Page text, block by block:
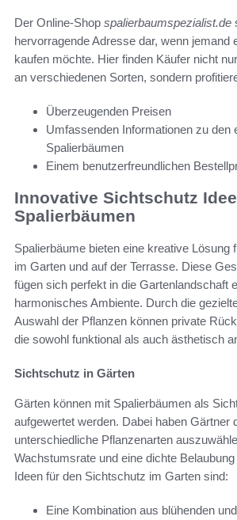
Der Online-Shop spalierbaumspezialist.de
hervorragende Adresse dar, wenn jemand
kaufen möchte. Hier finden Käufer nicht
an verschiedenen Sorten, sondern
Überzeugenden Preisen
Umfassenden Informationen zu den
Spalierbäumen
Einem benutzerfreundlichen
Innovative Sichtschutz
Spalierbäumen
Spalierbäume bieten eine kreative Lösung
im Garten und auf der Terrasse. Diese
fügen sich perfekt in die Gartenlandschaft
harmonisches Ambiente. Durch die
Auswahl der Pflanzen können private
die sowohl funktional als auch ästhetisch
Sichtschutz in Gärten
Gärten können mit Spalierbäumen als
aufgewertet werden. Dabei haben Gärtner
unterschiedliche Pflanzenarten
Wachstumsrate und eine dichte
Ideen für den Sichtschutz im Garten sind:
Eine Kombination aus blühenden